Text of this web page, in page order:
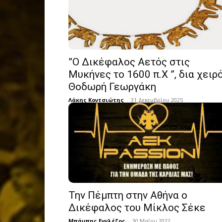
”Ο Δικέφαλος Αετός στις
Μυκήνες το 1600 π.Χ ”, δια
Θοδωρή Γεωργάκη
Λάκης Κοντσιώτης - 31 Δεκεμβρίου 2025
Την Πέμπτη στην Αθήνα ο
Δικέφαλος του Μίκλος Σέκε